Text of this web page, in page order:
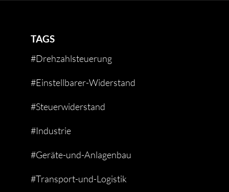
TAGS
#Drehzahlsteuerung
#Einstellbarer-Widerstand
#Steuerwiderstand
#Industrie
#Geräte-und-Anlagenbau
#Transport-und-Logistik